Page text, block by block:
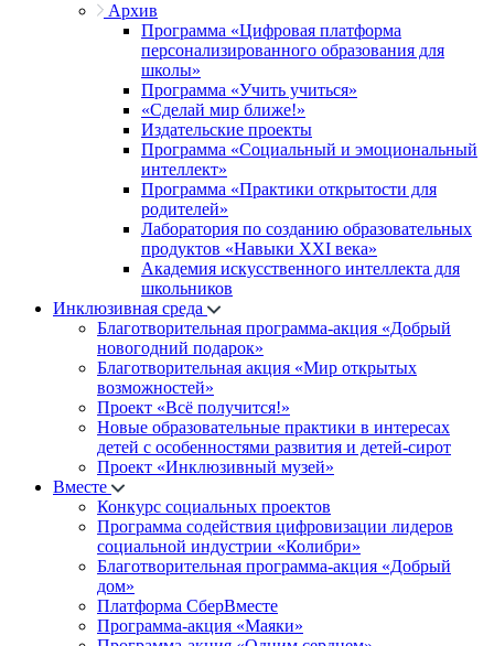
Архив
Программа «Цифровая платформа
персонализированного образования для
школы»
Программа «Учить учиться»
«Сделай мир ближе!»
Издательские проекты
Программа «Социальный и эмоциональный
интеллект»
Программа «Практики открытости для
родителей»
Лаборатория по созданию образовательных
продуктов «Навыки XXI века»
Академия искусственного интеллекта для
школьников
Инклюзивная среда
Благотворительная программа-акция «Добрый
новогодний подарок»
Благотворительная акция «Мир открытых
возможностей»
Проект «Всё получится!»
Новые образовательные практики в интересах
детей с особенностями развития и детей-сирот
Проект «Инклюзивный музей»
Вместе
Конкурс социальных проектов
Программа содействия цифровизации лидеров
социальной индустрии «Колибри»
Благотворительная программа-акция «Добрый
дом»
Платформа СберВместе
Программа-акция «Маяки»